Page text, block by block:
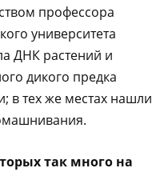
профессора
университета
ДНК растений и
дикого предка
в тех же местах нашли
так много на